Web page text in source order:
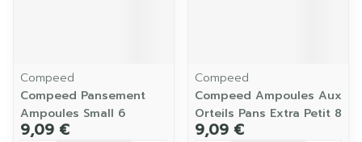
Compeed
Compeed Pansement
Ampoules Small 6
9,09 €
Compeed
Compeed Ampoules Aux
Orteils Pans Extra Petit 8
9,09 €